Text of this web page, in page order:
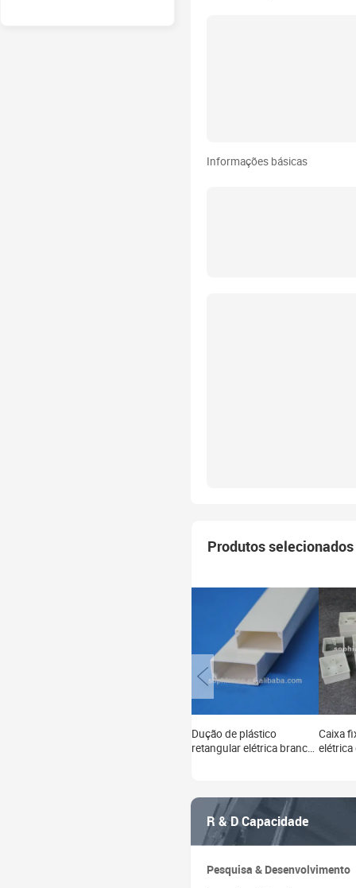
Informações básicas
Produtos selecionados
Dução de plástico
retangular elétrica branca
Caixa
elétrica
R & D Capacidade
Pesquisa & Desenvolvimento